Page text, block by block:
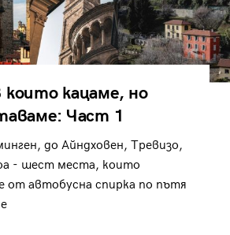
които кацаме, но
Част 1
до Айндховен, Тревизо,
- шест места, които
от автобусна спирка по пътя